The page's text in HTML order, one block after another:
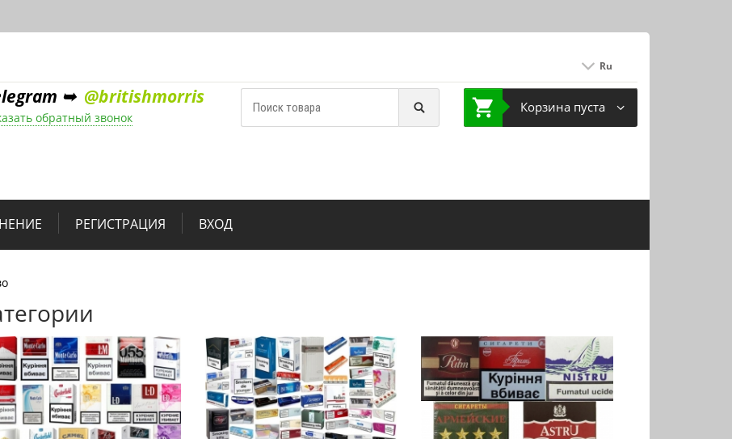
Ru
➥ @britishmorris
обратный звонок
Корзина пуста
РЕГИСТРАЦИЯ ВХОД